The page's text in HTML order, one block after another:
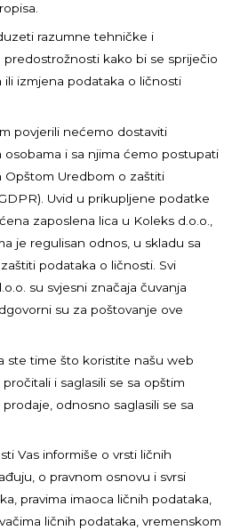
razumne tehničke i
kako bi se spriječio
izmjena podataka o ličnosti
povjerili nećemo dostaviti
osobama i sa njima ćemo postupati
Opštom Uredbom o zaštiti
Uvid u prikupljene podatke
zaposlena lica u Koleks d.o.o.,
je regulisan odnos, u skladu sa
podataka o ličnosti. Svi
su svjesni značaja čuvanja
su za poštovanje ove
ste time što koristite našu web
i saglasili se sa opštim
odnosno saglasili se sa
Vas informiše o vrsti ličnih
o pravnom osnovu i svrsi
pravima imaoca ličnih podataka,
ličnih podataka, vremenskom